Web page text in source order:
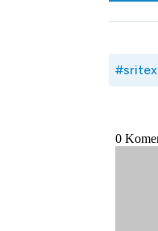
#sritex